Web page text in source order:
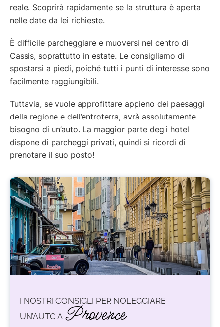
reale. Scoprirà rapidamente se la struttura è aperta
nelle date da lei richieste.
È difficile parcheggiare e muoversi nel centro di
Cassis, soprattutto in estate. Le consigliamo di
spostarsi a piedi, poiché tutti i punti di interesse sono
facilmente raggiungibili.
Tuttavia, se vuole approfittare appieno dei paesaggi
della regione e dell’entroterra, avrà assolutamente
bisogno di un’auto. La maggior parte degli hotel
dispone di parcheggi privati, quindi si ricordi di
prenotare il suo posto!
I NOSTRI CONSIGLI PER NOLEGGIARE
UN’AUTO A Provence